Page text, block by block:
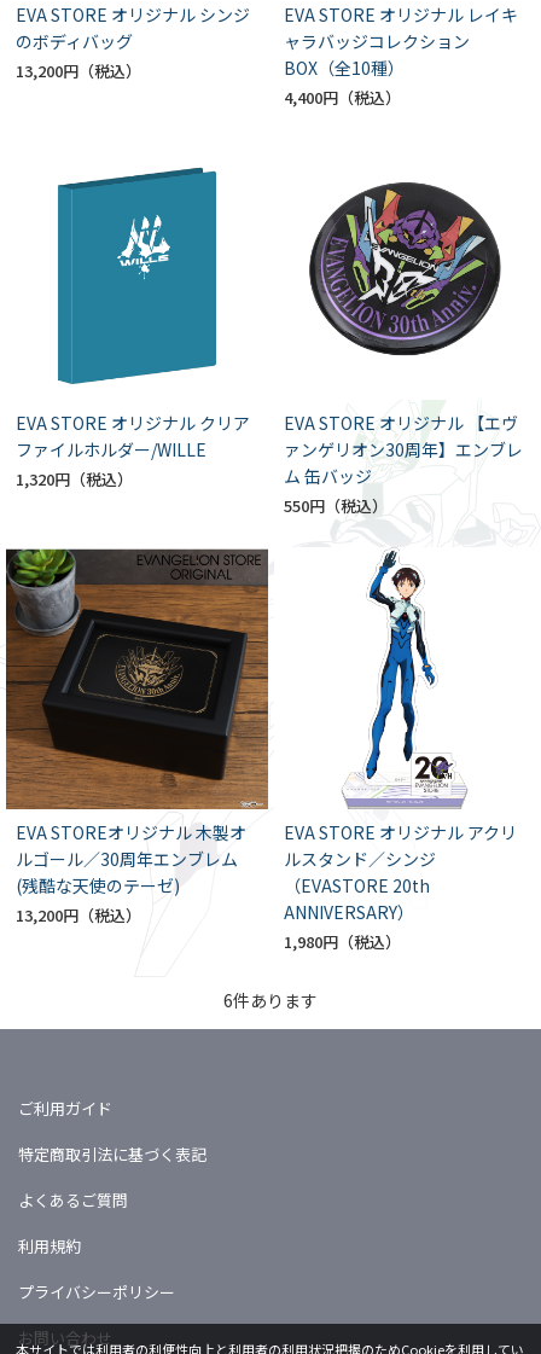
EVA STORE オリジナル シンジ
のボディバッグ
13,200円
EVA STORE オリジナル レイキ
ャラバッジコレクション
BOX（全10種）
4,400円
EVA STORE オリジナル クリア
ファイルホルダー/WILLE
1,320円
EVA STORE オリジナル 【エヴ
ァンゲリオン30周年】エンブレ
ム 缶バッジ
550円
EVA STOREオリジナル 木製オ
ルゴール／30周年エンブレム
(残酷な天使のテーゼ)
13,200円
EVA STORE オリジナル アクリ
ルスタンド／シンジ
（EVASTORE 20th
ANNIVERSARY）
1,980円
6件あります
ご利用ガイド
特定商取引法に基づく表記
よくあるご質問
利用規約
プライバシーポリシー
お問い合わせ
本サイトでは利用者の利便性向上と利用者の利用状況把握のためCookieを利用してい